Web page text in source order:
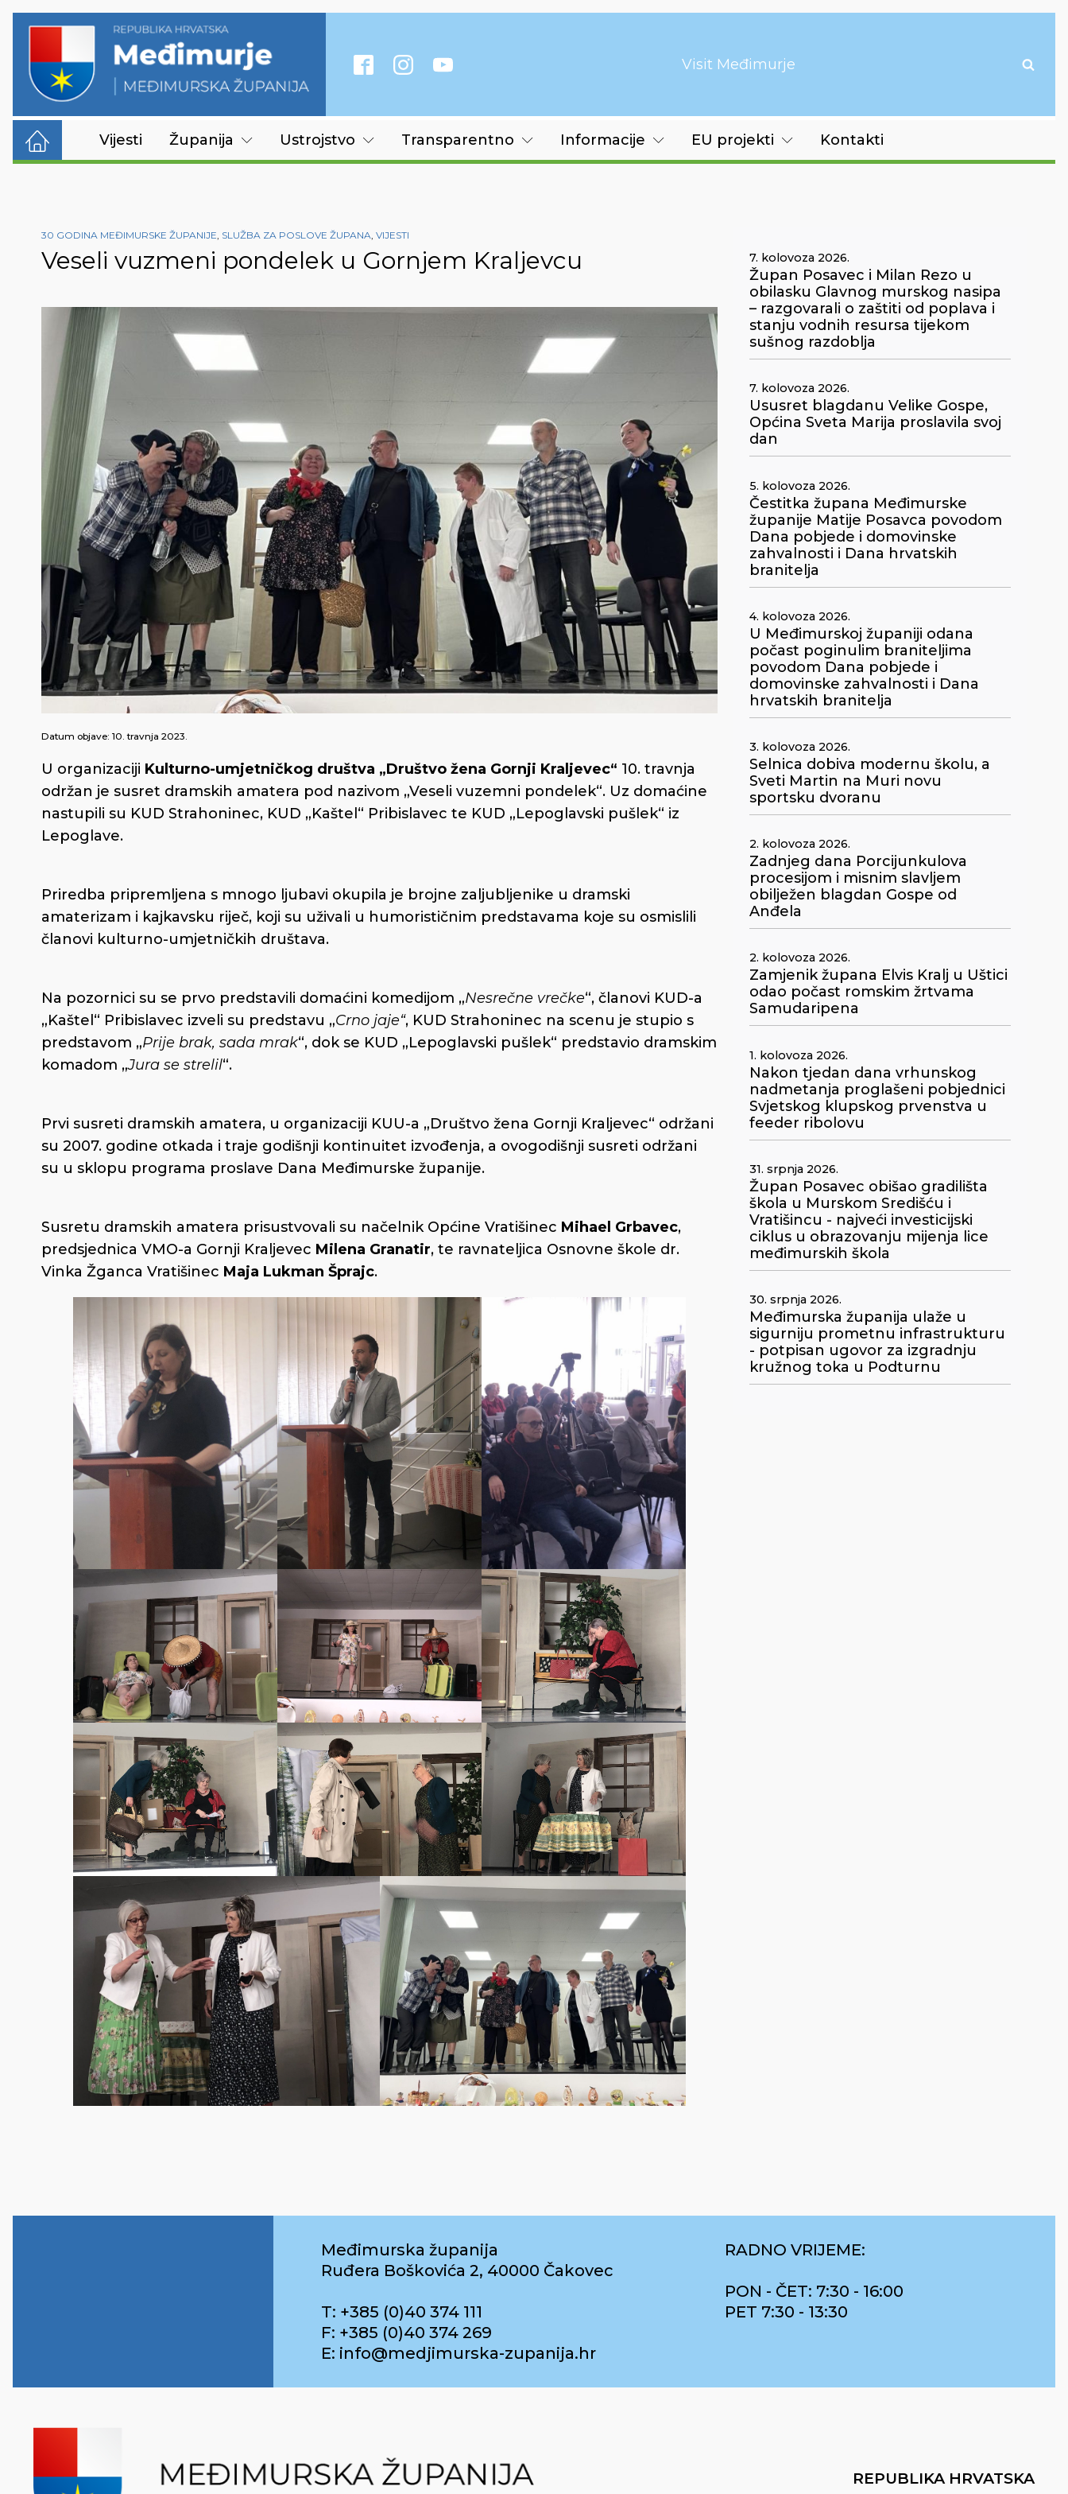
Visit Međimurje
Vijesti Županija Ustrojstvo Transparentno Informacije EU projekti Kontakti
30 GODINA MEĐIMURSKE ŽUPANIJE, SLUŽBA ZA POSLOVE ŽUPANA, VIJESTI
Veseli vuzmeni pondelek u Gornjem Kraljevcu
Datum objave: 10. travnja 2023.
U organizaciji Kulturno-umjetničkog društva „Društvo žena Gornji Kraljevec“ 10. travnja
održan je susret dramskih amatera pod nazivom „Veseli vuzemni pondelek“. Uz domaćine
nastupili su KUD Strahoninec, KUD „Kaštel“ Pribislavec te KUD „Lepoglavski pušlek“ iz
Lepoglave.
Priredba pripremljena s mnogo ljubavi okupila je brojne zaljubljenike u dramski
amaterizam i kajkavsku riječ, koji su uživali u humorističnim predstavama koje su osmislili
članovi kulturno-umjetničkih društava.
Na pozornici su se prvo predstavili domaćini komedijom „Nesrečne vrečke“, članovi KUD-a
„Kaštel“ Pribislavec izveli su predstavu „Crno jaje“, KUD Strahoninec na scenu je stupio s
predstavom „Prije brak, sada mrak“, dok se KUD „Lepoglavski pušlek“ predstavio dramskim
komadom „Jura se strelil“.
Prvi susreti dramskih amatera, u organizaciji KUU-a „Društvo žena Gornji Kraljevec“ održani
su 2007. godine otkada i traje godišnji kontinuitet izvođenja, a ovogodišnji susreti održani
su u sklopu programa proslave Dana Međimurske županije.
Susretu dramskih amatera prisustvovali su načelnik Općine Vratišinec Mihael Grbavec,
predsjednica VMO-a Gornji Kraljevec Milena Granatir, te ravnateljica Osnovne škole dr.
Vinka Žganca Vratišinec Maja Lukman Šprajc.
7. kolovoza 2026.
Župan Posavec i Milan Rezo u
obilasku Glavnog murskog nasipa
– razgovarali o zaštiti od poplava i
stanju vodnih resursa tijekom
sušnog razdoblja
7. kolovoza 2026.
Ususret blagdanu Velike Gospe,
Općina Sveta Marija proslavila svoj
dan
5. kolovoza 2026.
Čestitka župana Međimurske
županije Matije Posavca povodom
Dana pobjede i domovinske
zahvalnosti i Dana hrvatskih
branitelja
4. kolovoza 2026.
U Međimurskoj županiji odana
počast poginulim braniteljima
povodom Dana pobjede i
domovinske zahvalnosti i Dana
hrvatskih branitelja
3. kolovoza 2026.
Selnica dobiva modernu školu, a
Sveti Martin na Muri novu
sportsku dvoranu
2. kolovoza 2026.
Zadnjeg dana Porcijunkulova
procesijom i misnim slavljem
obilježen blagdan Gospe od
Anđela
2. kolovoza 2026.
Zamjenik župana Elvis Kralj u Uštici
odao počast romskim žrtvama
Samudaripena
1. kolovoza 2026.
Nakon tjedan dana vrhunskog
nadmetanja proglašeni pobjednici
Svjetskog klupskog prvenstva u
feeder ribolovu
31. srpnja 2026.
Župan Posavec obišao gradilišta
škola u Murskom Središću i
Vratišincu - najveći investicijski
ciklus u obrazovanju mijenja lice
međimurskih škola
30. srpnja 2026.
Međimurska županija ulaže u
sigurniju prometnu infrastrukturu
- potpisan ugovor za izgradnju
kružnog toka u Podturnu
Međimurska županija
Ruđera Boškovića 2, 40000 Čakovec
T: +385 (0)40 374 111
F: +385 (0)40 374 269
E: info@medjimurska-zupanija.hr
RADNO VRIJEME:
PON - ČET: 7:30 - 16:00
PET 7:30 - 13:30
REPUBLIKA HRVATSKA